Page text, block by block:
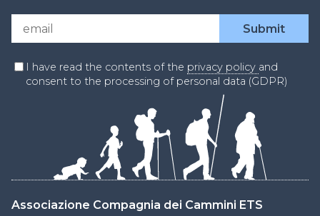
Associazione Compagnia dei Cammini ETS
I have read the contents of the privacy policy and
consent to the processing of personal data (GDPR)